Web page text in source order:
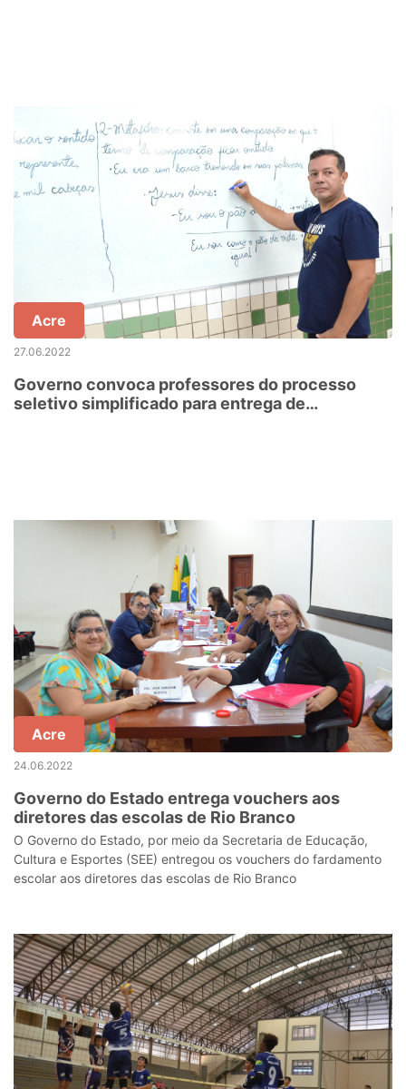
Acre
27.06.2022
Governo convoca professores do processo
seletivo simplificado para entrega de
Acre
24.06.2022
Governo do Estado entrega vouchers aos
diretores das escolas de Rio Branco
O Governo do Estado, por meio da Secretaria de Educação,
Cultura e Esportes (SEE) entregou os vouchers do fardamento
escolar aos diretores das escolas de Rio Branco